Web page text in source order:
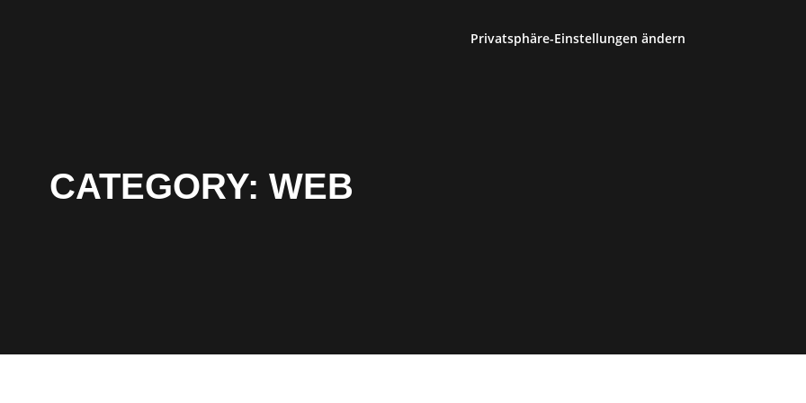
Privatsphäre-Einstellungen ändern
CATEGORY: WEB